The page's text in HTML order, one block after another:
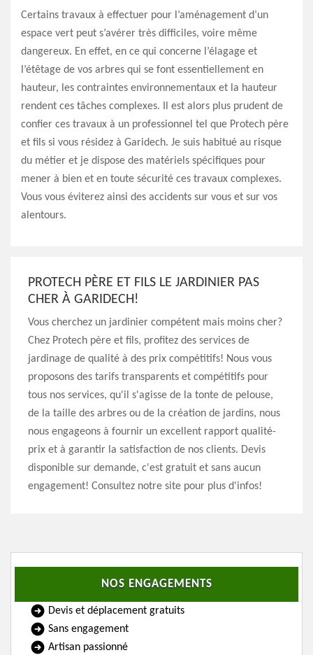
Certains travaux à effectuer pour l’aménagement d’un
espace vert peut s’avérer très difficiles, voire même
dangereux. En effet, en ce qui concerne l’élagage et
l’étêtage de vos arbres qui se font essentiellement en
hauteur, les contraintes environnementaux et la hauteur
rendent ces tâches complexes. Il est alors plus prudent de
confier ces travaux à un professionnel tel que Protech père
et fils si vous résidez à Garidech. Je suis habitué au risque
du métier et je dispose des matériels spécifiques pour
mener à bien et en toute sécurité ces travaux complexes.
Vous vous éviterez ainsi des accidents sur vous et sur vos
alentours.
PROTECH PÈRE ET FILS LE JARDINIER PAS
CHER À GARIDECH!
Vous cherchez un jardinier compétent mais moins cher?
Chez Protech père et fils, profitez des services de
jardinage de qualité à des prix compétitifs! Nous vous
proposons des tarifs transparents et compétitifs pour
tous nos services, qu'il s'agisse de la tonte de pelouse,
de la taille des arbres ou de la création de jardins, nous
nous engageons à fournir un excellent rapport qualité-
prix et à garantir la satisfaction de nos clients. Devis
disponible sur demande, c'est gratuit et sans aucun
engagement! Consultez notre site pour plus d'infos!
NOS ENGAGEMENTS
Devis et déplacement gratuits
Sans engagement
Artisan passionné